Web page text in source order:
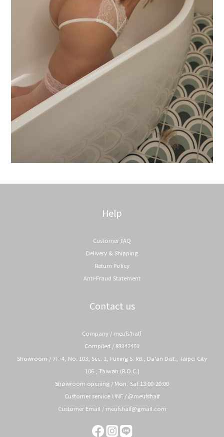
Help
Customer FAQ
Delivery & Shipping
Return Policy
Anti-Fraud Statement
Contact us
Company / meufs'half
Compiled / 83142461
Showroom / 7F.-4, No. 103, Sec. 1, Fuxing S. Rd., Da'an Dist., Taipei City
106 , Taiwan (R.O.C.)
Showroom opening / Mon.-Sat.13:00-20:00
Customer service LINE / @meufshalf
Customer Email / meufshalf@gmail.com